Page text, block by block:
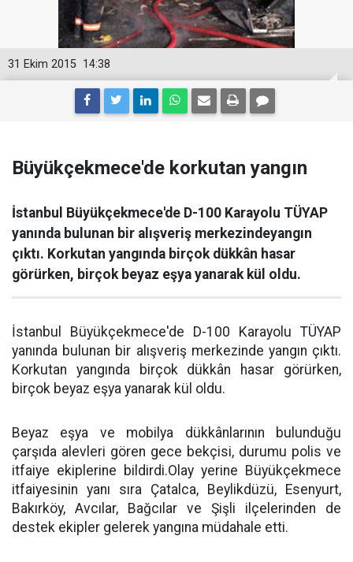
14:38
31 Ekim 2015
Büyükçekmece'de korkutan yangın
İstanbul Büyükçekmece'de D-100 Karayolu TÜYAP
yanında bulunan bir alışveriş merkezindeyangın
çıktı. Korkutan yangında birçok dükkân hasar
görürken, birçok beyaz eşya yanarak kül oldu.
İstanbul Büyükçekmece'de D-100 Karayolu TÜYAP
yanında bulunan bir alışveriş merkezinde yangın çıktı.
Korkutan yangında birçok dükkân hasar görürken,
birçok beyaz eşya yanarak kül oldu.
Beyaz eşya ve mobilya dükkânlarının bulunduğu
çarşıda alevleri gören gece bekçisi, durumu polis ve
itfaiye ekiplerine bildirdi.Olay yerine Büyükçekmece
itfaiyesinin yanı sıra Çatalca, Beylikdüzü, Esenyurt,
Bakırköy, Avcılar, Bağcılar ve Şişli ilçelerinden de
destek ekipler gelerek yangına müdahale etti.